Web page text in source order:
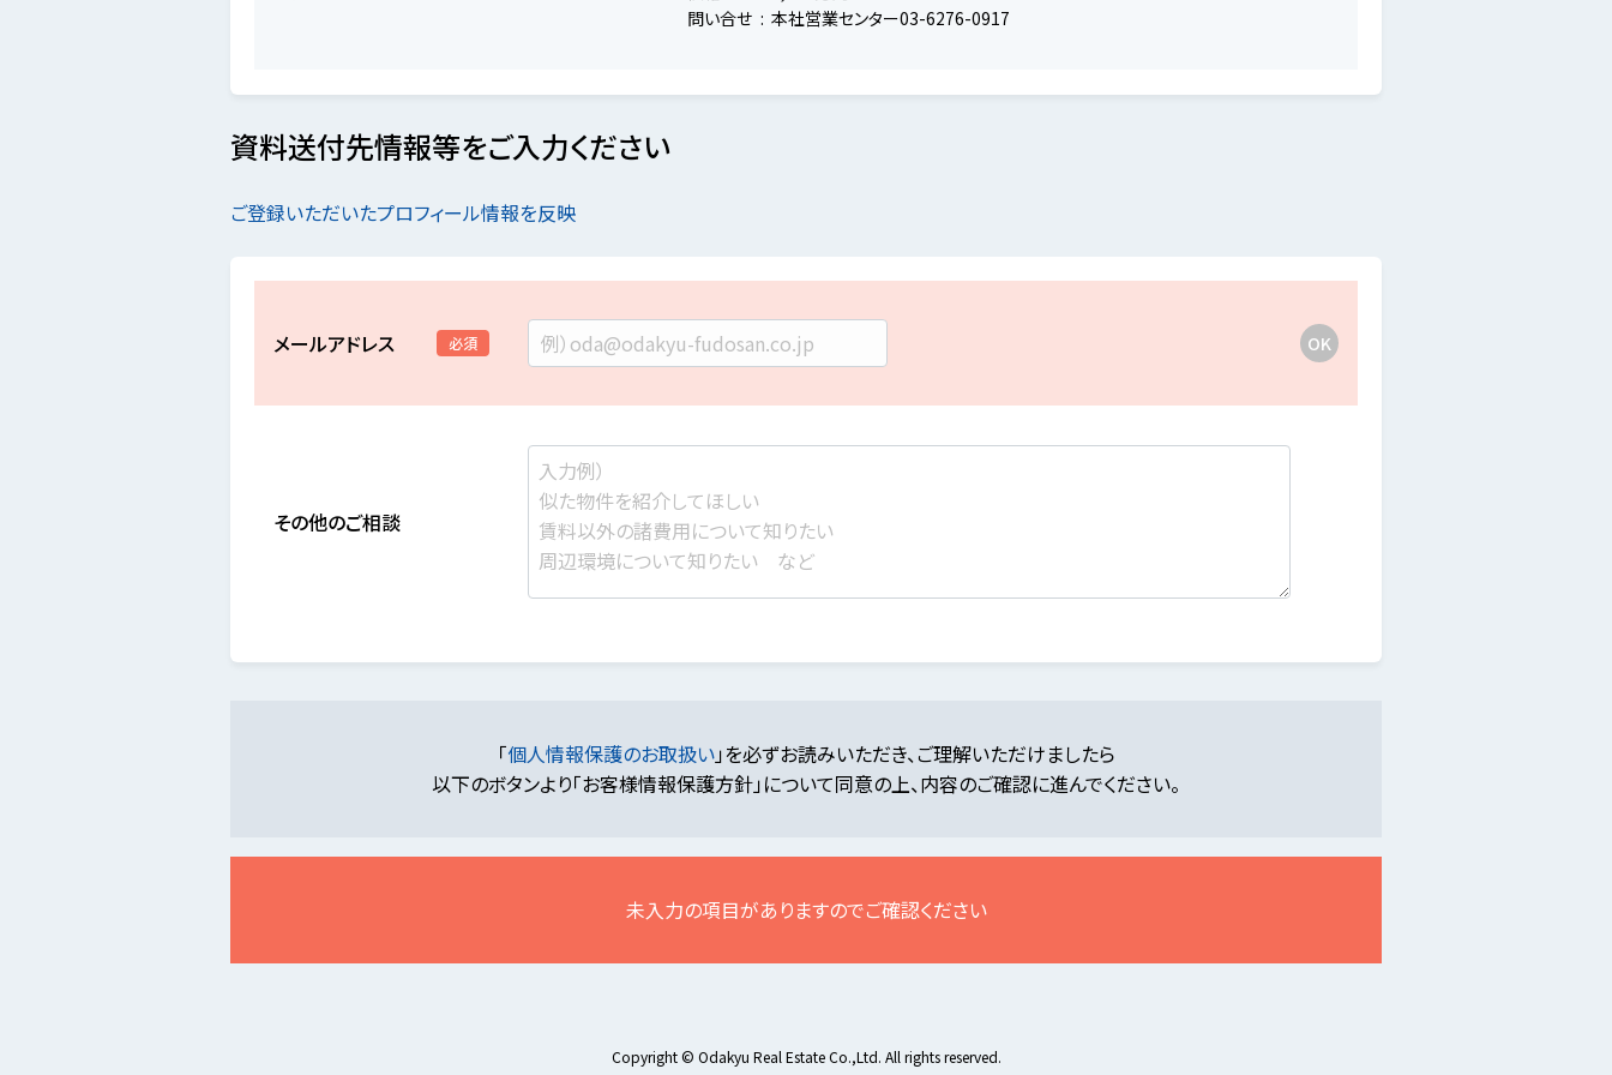
問い合せ
本社営業センター03-6276-0917
資料送付先情報等をご入力ください
ご登録いただいたプロフィール情報を反映
メールアドレス 必須
その他のご相談
「個人情報保護のお取扱い」を必ずお読みいただき、ご理解いただけましたら
以下のボタンより「お客様情報保護方針」について同意の上、内容のご確認に進んでください。
未入力の項目がありますのでご確認ください
Copyright © Odakyu Real Estate Co.,Ltd. All rights reserved.